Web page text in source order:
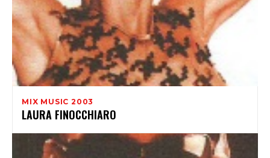
MIX MUSIC 2003
LAURA FINOCCHIARO